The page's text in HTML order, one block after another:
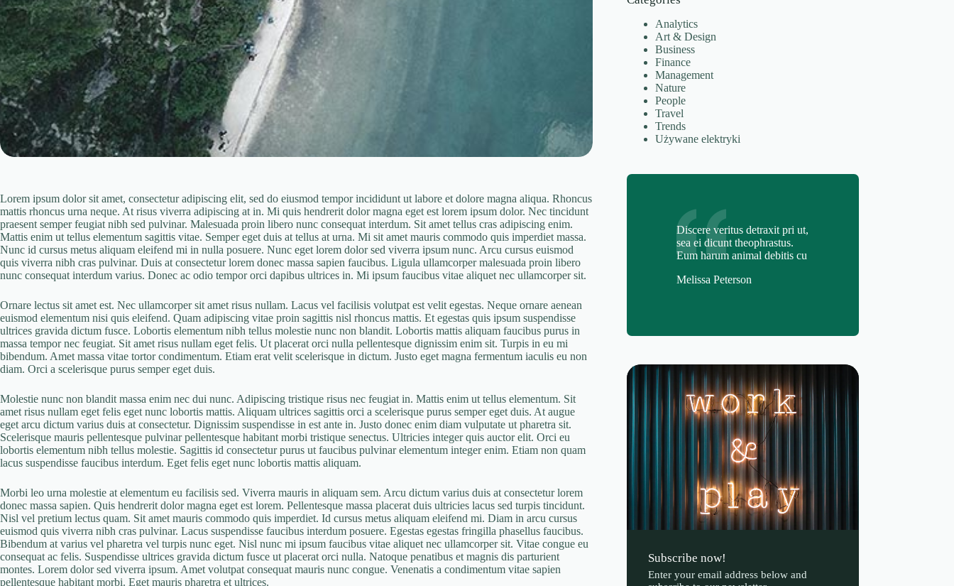
Lorem ipsum dolor sit amet, consectetur adipiscing elit, sed do eiusmod tempor incididunt ut labore et dolore magna aliqua. Rhoncus
mattis rhoncus urna neque. At risus viverra adipiscing at in. Mi quis hendrerit dolor magna eget est lorem ipsum dolor. Nec tincidunt
praesent semper feugiat nibh sed pulvinar. Malesuada proin libero nunc consequat interdum. Sit amet tellus cras adipiscing enim.
Mattis enim ut tellus elementum sagittis vitae. Semper eget duis at tellus at urna. Mi sit amet mauris commodo quis imperdiet massa.
Nunc id cursus metus aliquam eleifend mi in nulla posuere. Nunc eget lorem dolor sed viverra ipsum nunc. Arcu cursus euismod
quis viverra nibh cras pulvinar. Duis at consectetur lorem donec massa sapien faucibus. Ligula ullamcorper malesuada proin libero
nunc consequat interdum varius. Donec ac odio tempor orci dapibus ultrices in. Mi ipsum faucibus vitae aliquet nec ullamcorper sit.
Ornare lectus sit amet est. Nec ullamcorper sit amet risus nullam. Lacus vel facilisis volutpat est velit egestas. Neque ornare aenean
euismod elementum nisi quis eleifend. Quam adipiscing vitae proin sagittis nisl rhoncus mattis. Et egestas quis ipsum suspendisse
ultrices gravida dictum fusce. Lobortis elementum nibh tellus molestie nunc non blandit. Lobortis mattis aliquam faucibus purus in
massa tempor nec feugiat. Sit amet risus nullam eget felis. Ut placerat orci nulla pellentesque dignissim enim sit. Turpis in eu mi
bibendum. Amet massa vitae tortor condimentum. Etiam erat velit scelerisque in dictum. Justo eget magna fermentum iaculis eu non
diam. Orci a scelerisque purus semper eget duis.
Molestie nunc non blandit massa enim nec dui nunc. Adipiscing tristique risus nec feugiat in. Mattis enim ut tellus elementum. Sit
amet risus nullam eget felis eget nunc lobortis mattis. Aliquam ultrices sagittis orci a scelerisque purus semper eget duis. At augue
eget arcu dictum varius duis at consectetur. Dignissim suspendisse in est ante in. Justo donec enim diam vulputate ut pharetra sit.
Scelerisque mauris pellentesque pulvinar pellentesque habitant morbi tristique senectus. Ultricies integer quis auctor elit. Orci eu
lobortis elementum nibh tellus molestie. Sagittis id consectetur purus ut faucibus pulvinar elementum integer enim. Etiam non quam
lacus suspendisse faucibus interdum. Eget felis eget nunc lobortis mattis aliquam.
Morbi leo urna molestie at elementum eu facilisis sed. Viverra mauris in aliquam sem. Arcu dictum varius duis at consectetur lorem
donec massa sapien. Quis hendrerit dolor magna eget est lorem. Pellentesque massa placerat duis ultricies lacus sed turpis tincidunt.
Nisl vel pretium lectus quam. Sit amet mauris commodo quis imperdiet. Id cursus metus aliquam eleifend mi. Diam in arcu cursus
euismod quis viverra nibh cras pulvinar. Lacus suspendisse faucibus interdum posuere. Egestas egestas fringilla phasellus faucibus.
Bibendum at varius vel pharetra vel turpis nunc eget. Nisl nunc mi ipsum faucibus vitae aliquet nec ullamcorper sit. Vitae congue eu
consequat ac felis. Suspendisse ultrices gravida dictum fusce ut placerat orci nulla. Natoque penatibus et magnis dis parturient
montes. Lorem dolor sed viverra ipsum. Amet volutpat consequat mauris nunc congue. Venenatis a condimentum vitae sapien
pellentesque habitant morbi. Eget mauris pharetra et ultrices.
Analytics
Art & Design
Business
Finance
Management
Nature
People
Travel
Trends
Używane elektryki
Discere veritus detraxit pri ut,
sea ei dicunt theophrastus.
Eum harum animal debitis cu
Melissa Peterson
Subscribe now!
Enter your email address below and